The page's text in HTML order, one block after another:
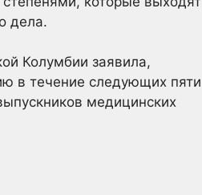
дела.
Колумбии заявила,
в течение следующих пяти
медицинских